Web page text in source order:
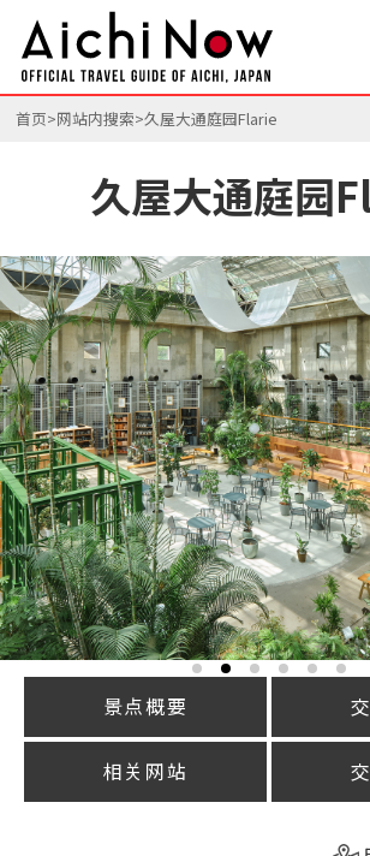
首页 网站内搜索 久屋大通庭园Flarie
久屋大通庭园
景点概要
相关网站